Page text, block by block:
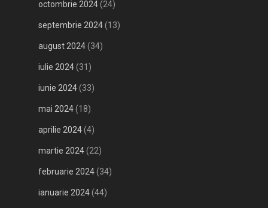
octombrie 2024(24)
septembrie 2024(13)
august 2024(34)
iulie 2024(31)
iunie 2024(33)
mai 2024(18)
aprilie 2024(4)
martie 2024(22)
februarie 2024(34)
ianuarie 2024(44)